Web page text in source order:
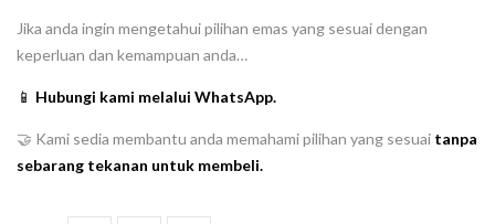
Jika anda ingin mengetahui pilihan emas yang sesuai dengan
keperluan dan kemampuan anda…
📱 Hubungi kami melalui WhatsApp.
🤝 Kami sedia membantu anda memahami pilihan yang sesuai tanpa
sebarang tekanan untuk membeli.